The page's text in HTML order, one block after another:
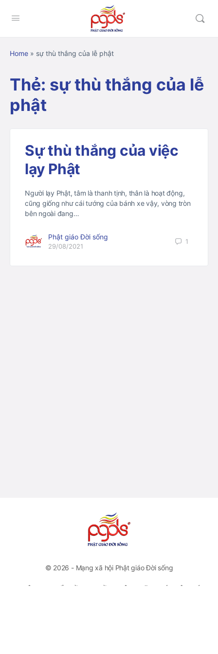
Home » sự thù thắng của lễ phật
Thẻ: sự thù thắng của lễ
phật
Sự thù thắng của việc
lạy Phật
Người lạy Phật, tâm là thanh tịnh, thân là hoạt động,
cũng giống như cái tướng của bánh xe vậy, vòng tròn
bên ngoài đang…
Phật giáo Đời sống
29/08/2021
1
© 2026 - Mạng xã hội Phật giáo Đời sống